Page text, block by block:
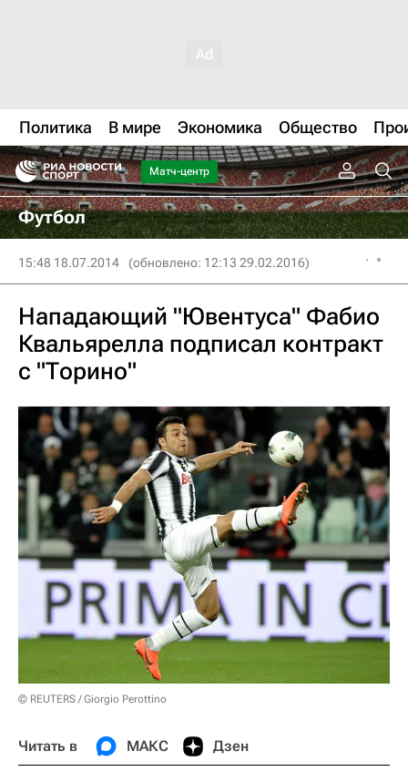
Политика В мире Экономика Общество
Матч-центр
Футбол
15:48 18.07.2014 (обновлено: 12:13 29.02.2016)
Нападающий "Ювентуса" Фабио
Квальярелла подписал контракт
с "Торино"
© REUTERS / Giorgio Perottino
Читать в МАКС Дзен